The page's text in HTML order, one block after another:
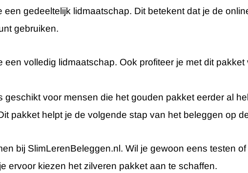
een gedeeltelijk lidmaatschap. Dit betekent dat je de
gebruiken.
een volledig lidmaatschap. Ook profiteer je met dit
geschikt voor mensen die het gouden pakket eerder al
pakket helpt je de volgende stap van het beleggen op
bij SlimLerenBeleggen.nl. Wil je gewoon eens testen
ervoor kiezen het zilveren pakket aan te schaffen.